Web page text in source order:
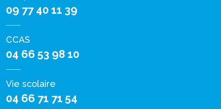
09 77 40 11 39
CCAS
04 66 53 98 10
Vie scolaire
04 66 71 71 54